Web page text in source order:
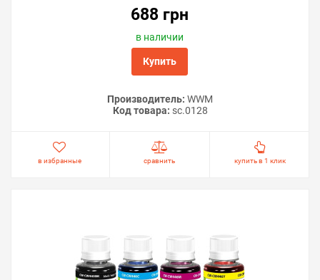
Решили купить картриджи Canon PIXMA E3340 —
оформите заказ на этой странице или напишите
поможем сделать печать на принтере экономичной.
688 грн
в наличии
Купить
Производитель: WWM
Код товара: sc.0128
в избранные сравнить купить в 1 клик